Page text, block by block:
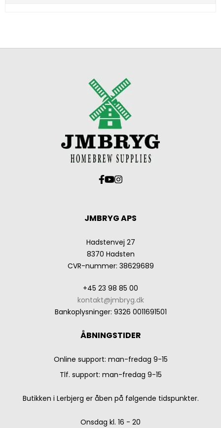
JMBRYG APS
Hadstenvej 27
8370 Hadsten
CVR-nummer: 38629689
+45 23 98 85 00
kontakt@jmbryg.dk
Bankoplysninger: 9326 0011691501
ÅBNINGSTIDER
Online support: man-fredag 9-15
Tlf. support: man-fredag 9-15
Butikken i Lerbjerg er åben på følgende tidspunkter.
Onsdag kl. 16 - 20